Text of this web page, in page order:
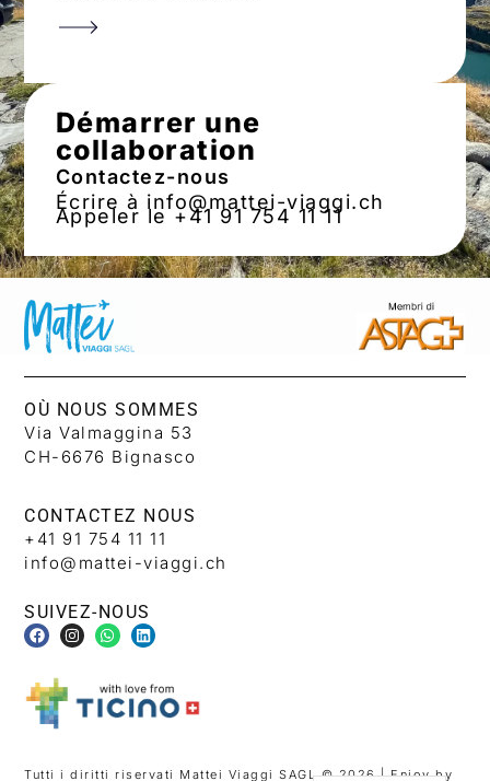
Démarrer une
collaboration
Contactez-nous
Écrire à info@mattei-viaggi.ch
Appeler le +41 91 754 11 11
OÙ NOUS SOMMES
Via Valmaggina 53
CH-6676 Bignasco
CONTACTEZ NOUS
+41 91 754 11 11
info@mattei-viaggi.ch
SUIVEZ-NOUS
Tutti i diritti riservati Mattei Viaggi SAGL © 2026 | Enjoy by